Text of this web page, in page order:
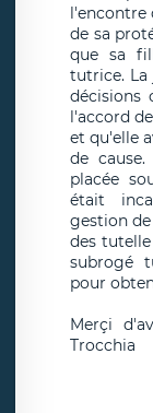
l'encontre
de sa
que sa
tutrice. La
décisions
l'accord
et qu'elle
de
placée
était
gestion de
des
subrogé
pour
Merçi
Trocchia